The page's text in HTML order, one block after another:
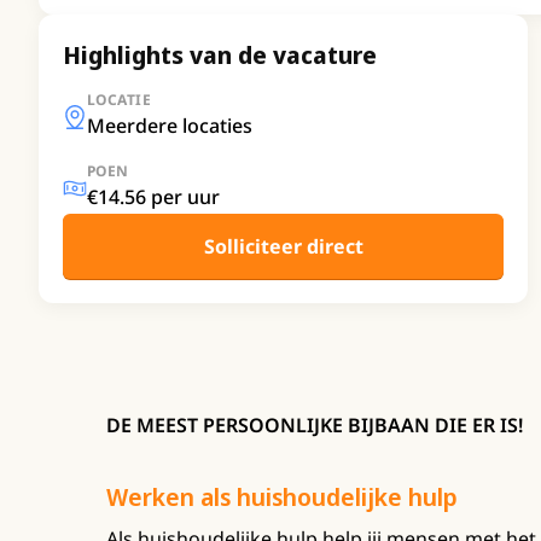
Highlights van de vacature
LOCATIE
Meerdere locaties
POEN
€14.56 per uur
Solliciteer direct
DE MEEST PERSOONLIJKE BIJBAAN DIE ER IS!
Werken als huishoudelijke hulp